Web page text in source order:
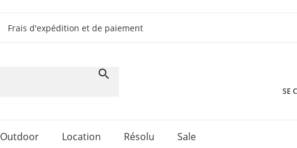
Frais d'expédition et de paiement
SE
Outdoor Location Résolu Sale